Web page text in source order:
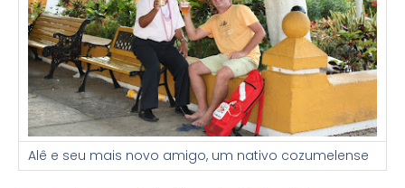
Alê e seu mais novo amigo, um nativo cozumelense